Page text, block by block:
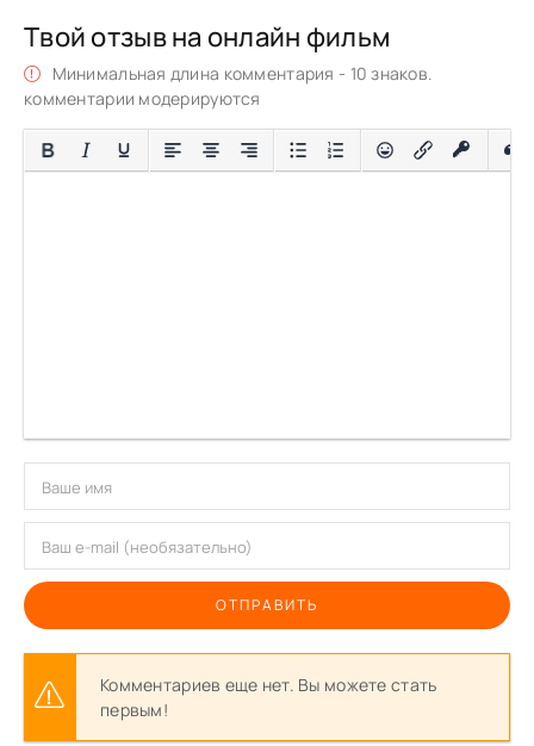
Твой отзыв на онлайн фильм
Минимальная длина комментария - 10 знаков.
комментарии модерируются
ОТПРАВИТЬ
Комментариев еще нет. Вы можете стать
первым!